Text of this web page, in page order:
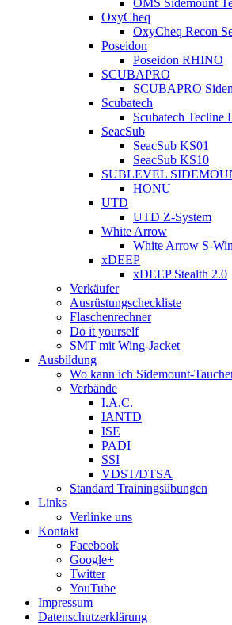
OMS Sidemount
OxyCheq
OxyCheq Recon
Poseidon
Poseidon RHINO
SCUBAPRO
SCUBAPRO
Scubatech
Scubatech Tecline
SeacSub
SeacSub KS01
SeacSub KS10
SUBLEVEL
HONU
UTD
UTD Z-System
White Arrow
White Arrow S-
xDEEP
xDEEP Stealth 2.0
Verkäufer
Ausrüstungscheckliste
Flaschenrechner
Do it yourself
SMT mit Wing-Jacket
Ausbildung
Wo kann ich Sidemount-
Verbände
I.A.C.
IANTD
ISE
PADI
SSI
VDST/DTSA
Standard Trainingsübungen
Links
Verlinke uns
Kontakt
Facebook
Google+
Twitter
YouTube
Impressum
Datenschutzerklärung